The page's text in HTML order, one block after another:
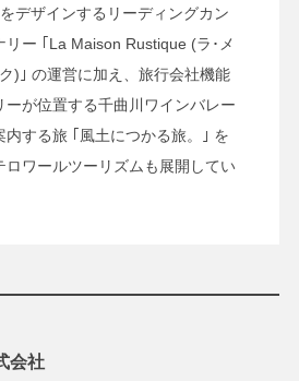
デザインするリーディングカン
リー ｢La Maison Rustique (ラ･メ
)｣ の運営に加え、旅行会社機能
ーが位置する千曲川ワインバレー
内する旅 ｢風土につかる旅。｣ を
ロワールツーリズムも展開してい
会社